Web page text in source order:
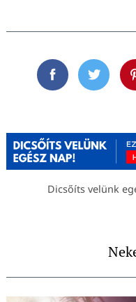
FacebookTwitter
Dicsőíts velünk